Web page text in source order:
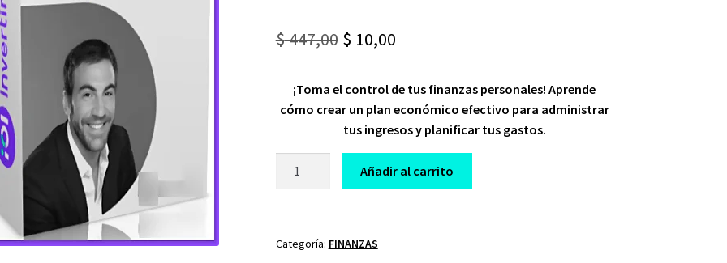
$447,00 Original
was:
$ 447,00.
$ 10,00Current
is:
$ 10,00.
¡Toma el control de tus finanzas personales! Aprende
cómo crear un plan económico efectivo para administrar
tus ingresos y planificar tus gastos.
BULAT
Añadir al carrito
Categoría: FINANZAS